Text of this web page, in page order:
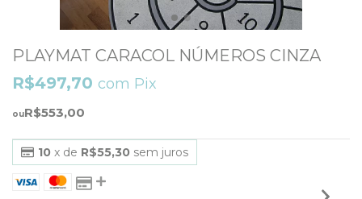
PLAYMAT CARACOL NÚMEROS CINZA
R$553,00
R$497,70 com Pix
10 x de R$55,30 sem juros